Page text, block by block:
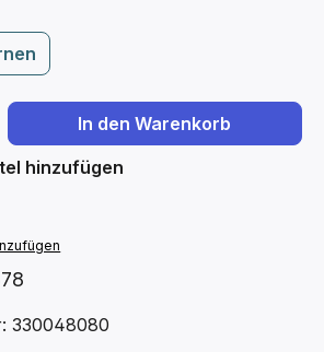
Gib den gewünschten
In den Warenkorb
hinzufügen
330048080